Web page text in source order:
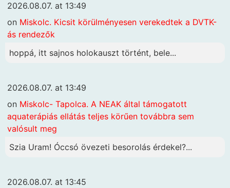
2026.08.07. at 13:49
on Miskolc. Kicsit körülményesen verekedtek a DVTK-
ás rendezők
hoppá, itt sajnos holokauszt történt, bele...
2026.08.07. at 13:49
on Miskolc- Tapolca. A NEAK által támogatott
aquaterápiás ellátás teljes körűen továbbra sem
valósult meg
Szia Uram! Óccsó övezeti besorolás érdekel?...
2026.08.07. at 13:45